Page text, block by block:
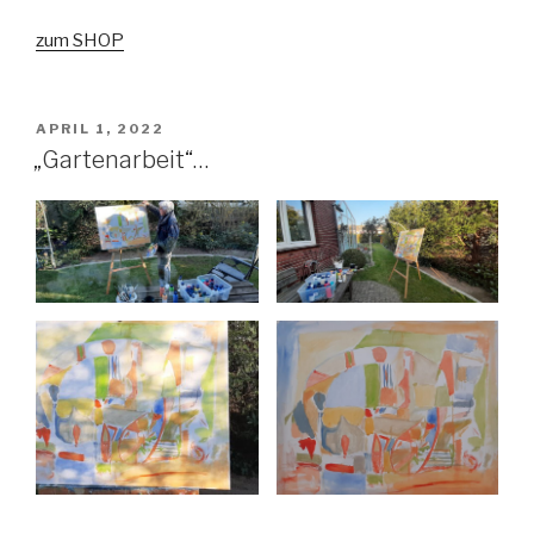
zum SHOP
VERÖFFENTLICHT
AM
APRIL 1, 2022
„Gartenarbeit“…